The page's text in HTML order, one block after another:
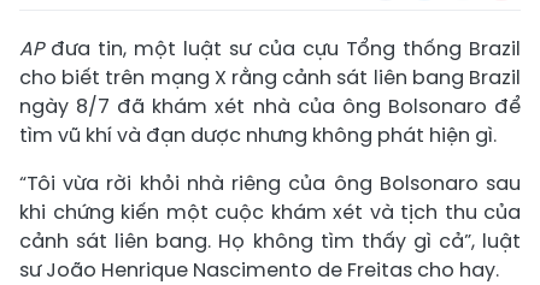
APđưa tin, một luật sư của cựu Tổng thống Brazil
cho biết trên mạng X rằng cảnh sát liên bang Brazil
ngày 8/7 đã khám xét nhà của ông Bolsonaro để
tìm vũ khí và đạn dược nhưng không phát hiện gì.
“Tôi vừa rời khỏi nhà riêng của ông Bolsonaro sau
khi chứng kiến ​​một cuộc khám xét và tịch thu của
cảnh sát liên bang. Họ không tìm thấy gì cả”, luật
sư João Henrique Nascimento de Freitas cho hay.